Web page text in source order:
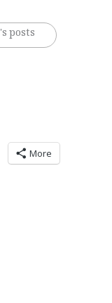
posts
More